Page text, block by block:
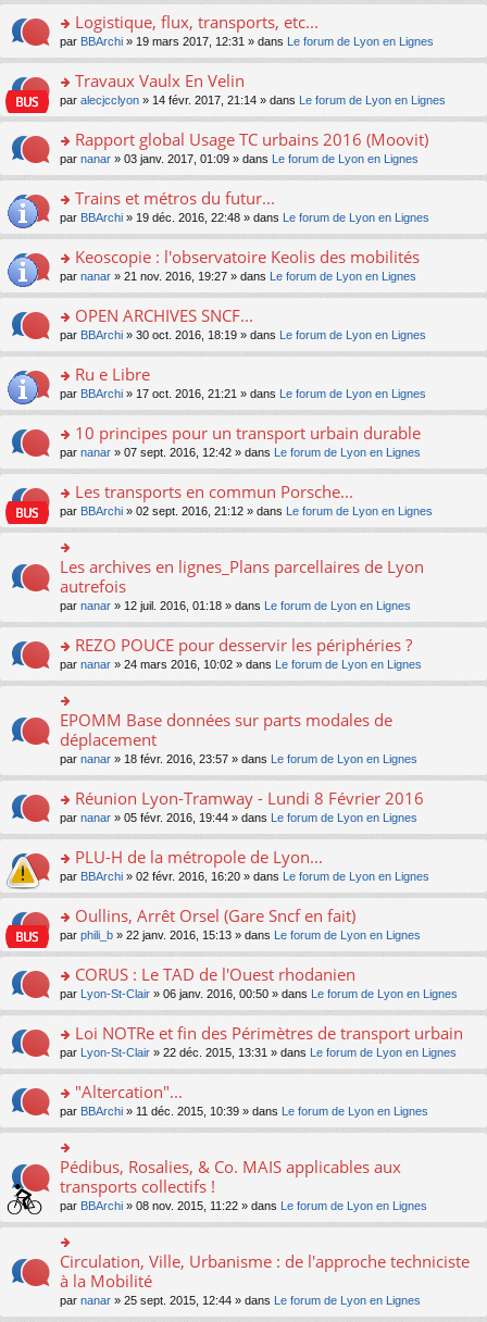
e
nt
ré
c
e
nt
le
pl
u
ré
c
e
nt
n
n
le
pl
u
ré
c
e
nt
a
g
e
n
n
le
pl
u
ré
c
e
nt
le
m
e
a
g
e
n
n
le
pl
u
ré
c
e
nt
ult
er
le
m
e
a
g
e
n
n
le
pl
u
ré
c
e
nt
o
n
ult
er
le
m
e
a
g
e
n
n
le
pl
u
ré
c
e
nt
Logistique, flux, transports, etc...
par BBArchi » 19 mars 2017, 12:31 » dans Le forum de Lyon en Lignes
o
n
ult
er
le
m
e
a
g
e
n
n
le
pl
u
ré
c
e
nt
Travaux Vaulx En Velin
par alecjcclyon » 14 févr. 2017, 21:14 » dans Le forum de Lyon en Lignes
o
n
ult
er
le
m
e
a
g
e
n
n
le
pl
u
ré
c
e
nt
Rapport global Usage TC urbains 2016 (Moovit)
par nanar » 03 janv. 2017, 01:09 » dans Le forum de Lyon en Lignes
o
n
ult
er
le
m
e
a
g
e
n
n
le
pl
u
s
ré
c
e
nt
Trains et métros du futur...
par BBArchi » 19 déc. 2016, 22:48 » dans Le forum de Lyon en Lignes
o
n
ult
er
le
m
e
a
g
e
n
n
le
pl
u
s
e
nt
Keoscopie : l'observatoire Keolis des mobilités
par nanar » 21 nov. 2016, 19:27 » dans Le forum de Lyon en Lignes
o
n
ult
er
le
m
e
a
g
e
n
o
lu
le
pl
u
s
c
nt
OPEN ARCHIVES SNCF...
par BBArchi » 30 oct. 2016, 18:19 » dans Le forum de Lyon en Lignes
o
n
ult
er
le
m
e
s
g
e
n
o
lu
le
pl
u
s
ré
e
Ru e Libre
par BBArchi » 17 oct. 2016, 21:21 » dans Le forum de Lyon en Lignes
o
n
ult
er
le
m
s
a
e
n
o
n
lu
le
pl
u
s
ré
e
10 principes pour un transport urbain durable
par nanar » 07 sept. 2016, 12:42 » dans Le forum de Lyon en Lignes
o
n
s
ult
er
le
m
e
s
a
e
n
o
n
pl
u
s
ré
e
Les transports en commun Porsche...
par BBArchi » 02 sept. 2016, 21:12 » dans Le forum de Lyon en Lignes
n
ult
er
le
m
e
s
s
a
g
e
n
o
lu
le
pl
u
s
c
e
nt
Les archives en lignes_Plans parcellaires de Lyon
autrefois
par nanar » 12 juil. 2016, 01:18 » dans Le forum de Lyon en Lignes
o
n
s
ult
er
le
m
e
s
a
e
n
o
lu
le
pl
u
s
e
nt
REZO POUCE pour desservir les périphéries ?
par nanar » 24 mars 2016, 10:02 » dans Le forum de Lyon en Lignes
o
n
ult
er
le
m
e
s
a
g
e
n
lu
le
pl
u
ré
c
e
nt
EPOMM Base données sur parts modales de
déplacement
par nanar » 18 févr. 2016, 23:57 » dans Le forum de Lyon en Lignes
o
n
ult
er
le
m
e
a
g
e
n
n
le
pl
u
s
ré
c
e
nt
Réunion Lyon-Tramway - Lundi 8 Février 2016
par nanar » 05 févr. 2016, 19:44 » dans Le forum de Lyon en Lignes
o
n
ult
er
le
m
e
a
g
e
n
n
le
pl
u
s
c
nt
PLU-H de la métropole de Lyon...
par BBArchi » 02 févr. 2016, 16:20 » dans Le forum de Lyon en Lignes
o
n
ult
er
le
m
e
a
g
e
n
o
n
lu
le
pl
u
s
ré
e
Oullins, Arrêt Orsel (Gare Sncf en fait)
par phili_b » 22 janv. 2016, 15:13 » dans Le forum de Lyon en Lignes
o
n
ult
er
le
m
e
s
g
e
n
o
n
lu
le
pl
u
CORUS : Le TAD de l'Ouest rhodanien
par Lyon-St-Clair » 06 janv. 2016, 00:50 » dans Le forum de Lyon en Lignes
o
n
ult
er
le
m
e
s
a
e
n
o
n
Loi NOTRe et fin des Périmètres de transport urbain
par Lyon-St-Clair » 22 déc. 2015, 13:31 » dans Le forum de Lyon en Lignes
o
n
s
ult
er
le
m
e
s
s
a
g
e
"Altercation"...
par BBArchi » 11 déc. 2015, 10:39 » dans Le forum de Lyon en Lignes
o
n
ult
er
le
m
e
s
Pédibus, Rosalies, & Co. MAIS applicables aux
transports collectifs !
par BBArchi » 08 nov. 2015, 11:22 » dans Le forum de Lyon en Lignes
o
n
ult
Circulation, Ville, Urbanisme : de l'approche techniciste
à la Mobilité
par nanar » 25 sept. 2015, 12:44 » dans Le forum de Lyon en Lignes